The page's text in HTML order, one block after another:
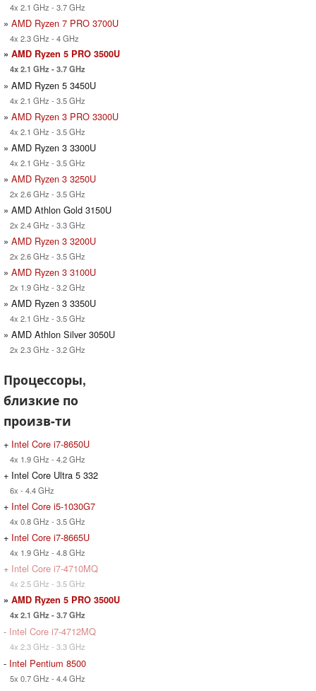
4x 2.1 GHz - 3.7 GHz
» AMD Ryzen 7 PRO 3700U
4x 2.3 GHz - 4 GHz
» AMD Ryzen 5 PRO 3500U
4x 2.1 GHz - 3.7 GHz
» AMD Ryzen 5 3450U
4x 2.1 GHz - 3.5 GHz
» AMD Ryzen 3 PRO 3300U
4x 2.1 GHz - 3.5 GHz
» AMD Ryzen 3 3300U
4x 2.1 GHz - 3.5 GHz
» AMD Ryzen 3 3250U
2x 2.6 GHz - 3.5 GHz
» AMD Athlon Gold 3150U
2x 2.4 GHz - 3.3 GHz
» AMD Ryzen 3 3200U
2x 2.6 GHz - 3.5 GHz
» AMD Ryzen 3 3100U
2x 1.9 GHz - 3.2 GHz
» AMD Ryzen 3 3350U
4x 2.1 GHz - 3.5 GHz
» AMD Athlon Silver 3050U
2x 2.3 GHz - 3.2 GHz
Процессоры,
близкие по
произв-ти
+ Intel Core i7-8650U
4x 1.9 GHz - 4.2 GHz
+ Intel Core Ultra 5 332
6x - 4.4 GHz
+ Intel Core i5-1030G7
4x 0.8 GHz - 3.5 GHz
+ Intel Core i7-8665U
4x 1.9 GHz - 4.8 GHz
+ Intel Core i7-4710MQ
4x 2.5 GHz - 3.5 GHz
» AMD Ryzen 5 PRO 3500U
4x 2.1 GHz - 3.7 GHz
- Intel Core i7-4712MQ
4x 2.3 GHz - 3.3 GHz
- Intel Pentium 8500
5x 0.7 GHz - 4.4 GHz